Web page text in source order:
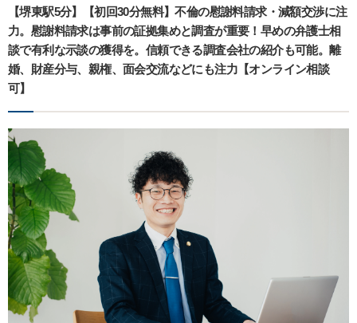
【堺東駅5分】【初回30分無料】不倫の慰謝料請求・減額交渉に注
力。慰謝料請求は事前の証拠集めと調査が重要！早めの弁護士相
談で有利な示談の獲得を。信頼できる調査会社の紹介も可能。離
婚、財産分与、親権、面会交流などにも注力【オンライン相談
可】